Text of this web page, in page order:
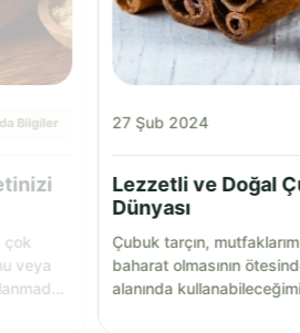
Bilgiler
çok
veya
27 Şub 2024
Lezzetli ve Doğal
Dünyası
Çubuk tarçın,
baharat olmasının
alanında